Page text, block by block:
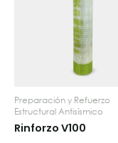
Preparación y Refuerzo
Estructural Antisísmico
Rinforzo V100